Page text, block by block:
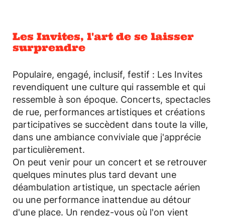
Les Invites, l'art de se laisser
surprendre
Populaire, engagé, inclusif, festif : Les Invites
revendiquent une culture qui rassemble et qui
ressemble à son époque. Concerts, spectacles
de rue, performances artistiques et créations
participatives se succèdent dans toute la ville,
dans une ambiance conviviale que j'apprécie
particulièrement.
On peut venir pour un concert et se retrouver
quelques minutes plus tard devant une
déambulation artistique, un spectacle aérien
ou une performance inattendue au détour
d'une place. Un rendez-vous où l'on vient